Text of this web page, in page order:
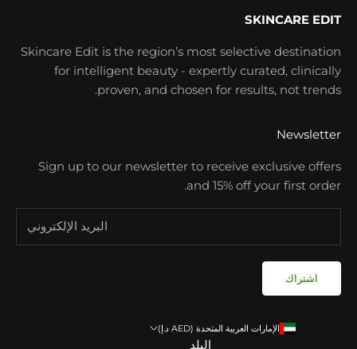
SKINCARE EDIT
Skincare Edit is the region’s most selective destination
for intelligent beauty - expertly curated, clinically
proven, and chosen for results, not trends.
Newsletter
Sign up to our newsletter to receive exclusive offers
and 15% off your first order.
اشتراك
الإمارات العربية المتحدة (AED د.إ)
البلد